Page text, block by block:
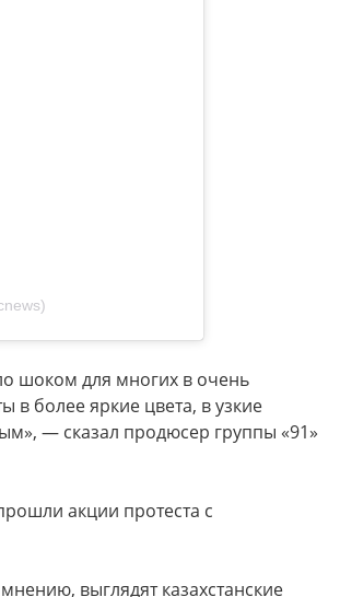
шоком для многих в очень
в более яркие цвета, в узкие
— сказал продюсер группы «91»
акции протеста с
выглядят казахстанские